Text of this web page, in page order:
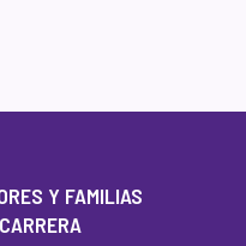
Y FAMILIAS